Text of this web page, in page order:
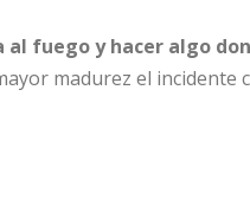
al fuego y hacer algo
madurez el incidente